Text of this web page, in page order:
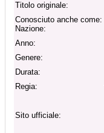
Titolo originale:
Conosciuto anche come:
Nazione:
Anno:
Genere:
Durata:
Regia:
Sito ufficiale: